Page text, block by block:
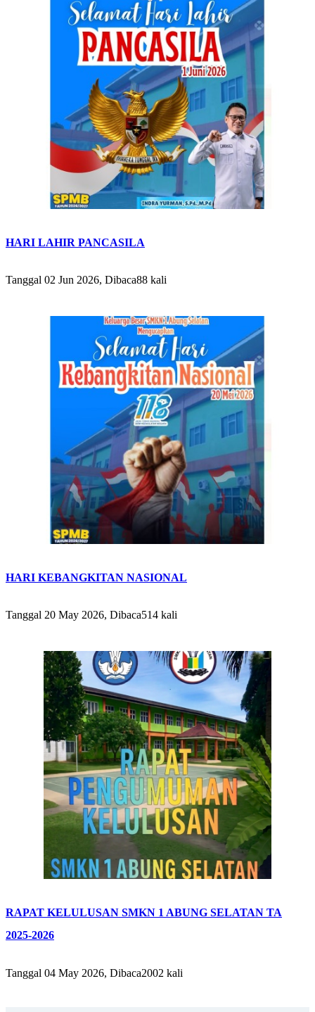
HARI LAHIR PANCASILA
Tanggal 02 Jun 2026, Dibaca88 kali
HARI KEBANGKITAN NASIONAL
Tanggal 20 May 2026, Dibaca514 kali
RAPAT KELULUSAN SMKN 1 ABUNG SELATAN TA
2025-2026
Tanggal 04 May 2026, Dibaca2002 kali